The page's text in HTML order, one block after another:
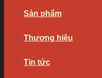
Sản phẩm
Thương hiệu
Tin tức